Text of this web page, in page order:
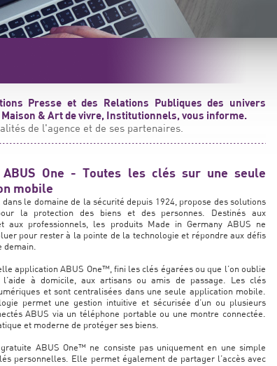
Presse et des Relations Publiques des univers
& Art de vivre, Institutionnels, vous informe.
de l'agence et de ses partenaires.
ABUS One - Toutes les clés sur une seule
mobile
dans le domaine de la sécurité depuis 1924, propose des solutions
la protection des biens et des personnes. Destinés aux
aux professionnels, les produits Made in Germany ABUS ne
pour rester à la pointe de la technologie et répondre aux défis
demain.
application ABUS One™, fini les clés égarées ou que l’on oublie
à domicile, aux artisans ou amis de passage. Les clés
et sont centralisées dans une seule application mobile.
permet une gestion intuitive et sécurisée d’un ou plusieurs
ABUS via un téléphone portable ou une montre connectée.
et moderne de protéger ses biens.
gratuite ABUS One™ ne consiste pas uniquement en une simple
personnelles. Elle permet également de partager l’accès avec